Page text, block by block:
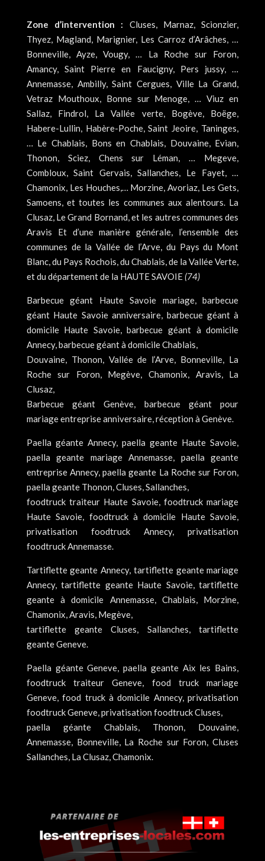
Zone d’intervention : Cluses, Marnaz, Scionzier,
Thyez, Magland, Marignier, Les Carroz d’Arâches, …
Bonneville, Ayze, Vougy, … La Roche sur Foron,
Amancy, Saint Pierre en Faucigny, Pers jussy, …
Annemasse, Ambilly, Saint Cergues, Ville La Grand,
Vetraz Mouthoux, Bonne sur Menoge, … Viuz en
Sallaz, Findrol, La Vallée verte, Bogève, Boëge,
Habere-Lullin, Habère-Poche, Saint Jeoire, Taninges,
… Le Chablais, Bons en Chablais, Douvaine, Evian,
Thonon, Sciez, Chens sur Léman, … Megeve,
Combloux, Saint Gervais, Sallanches, Le Fayet, …
Chamonix, Les Houches,… Morzine, Avoriaz, Les Gets,
Samoens, et toutes les communes aux alentours. La
Clusaz, Le Grand Bornand, et les autres communes des
Aravis Et d’une manière générale, l’ensemble des
communes de la Vallée de l’Arve, du Pays du Mont
Blanc, du Pays Rochois, du Chablais, de la Vallée Verte,
et du département de la HAUTE SAVOIE (74)
Barbecue géant Haute Savoie mariage, barbecue
géant Haute Savoie anniversaire, barbecue géant à
domicile Haute Savoie, barbecue géant à domicile
Annecy, barbecue géant à domicile Chablais,
Douvaine, Thonon, Vallée de l’Arve, Bonneville, La
Roche sur Foron, Megève, Chamonix, Aravis, La
Clusaz,
Barbecue géant Genève, barbecue géant pour
mariage entreprise anniversaire, réception à Genève.
Paella géante Annecy, paella geante Haute Savoie,
paella geante mariage Annemasse, paella geante
entreprise Annecy, paella geante La Roche sur Foron,
paella geante Thonon, Cluses, Sallanches,
foodtruck traiteur Haute Savoie, foodtruck mariage
Haute Savoie, foodtruck à domicile Haute Savoie,
privatisation foodtruck Annecy, privatisation
foodtruck Annemasse.
Tartiflette geante Annecy, tartiflette geante mariage
Annecy, tartiflette geante Haute Savoie, tartiflette
geante à domicile Annemasse, Chablais, Morzine,
Chamonix, Aravis, Megève,
tartiflette geante Cluses, Sallanches, tartiflette
geante Geneve.
Paella géante Geneve, paella geante Aix les Bains,
foodtruck traiteur Geneve, food truck mariage
Geneve, food truck à domicile Annecy, privatisation
foodtruck Geneve, privatisation foodtruck Cluses,
paella géante Chablais, Thonon, Douvaine,
Annemasse, Bonneville, La Roche sur Foron, Cluses
Sallanches, La Clusaz, Chamonix.